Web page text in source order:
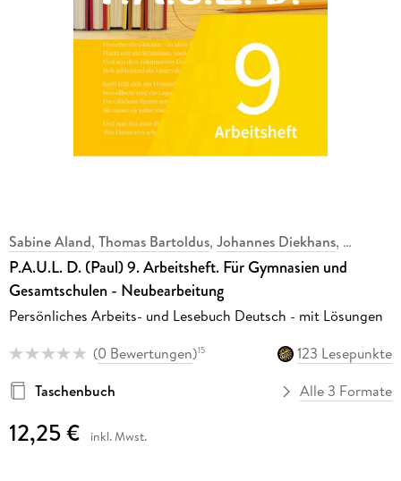
Sabine Aland, Thomas Bartoldus, Johannes Diekhans,
P.A.U.L. D. (Paul) 9. Arbeitsheft. Für Gymnasien und
Gesamtschulen - Neubearbeitung
Persönliches Arbeits- und Lesebuch Deutsch - mit Lösungen
(0 Bewertungen)15
123 Lesepunkte
Taschenbuch
Alle 3 Formate
12,25 € inkl. Mwst.